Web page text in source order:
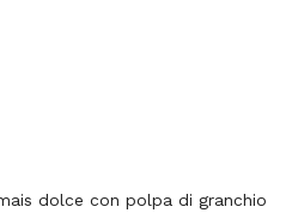
dolce con polpa di granchio